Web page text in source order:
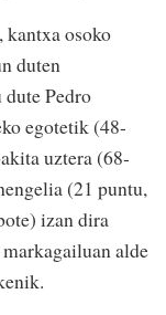
osoko
duten
dute Pedro
egotetik (48-
uztera (68-
(21 puntu,
izan dira
alde